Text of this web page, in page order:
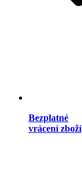
Bezplatné
vrácení zboží